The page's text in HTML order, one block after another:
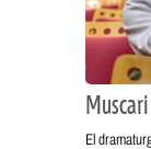
El